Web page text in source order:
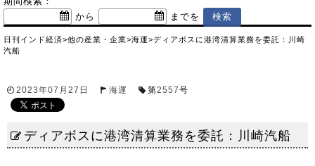
から
までを
日刊インド経済>他の産業・企業>海運>ディアボスに港湾清算業務を委託：川崎
汽船
2023年07月27日 海運 第2557号
ディアボスに港湾清算業務を委託：川崎汽船